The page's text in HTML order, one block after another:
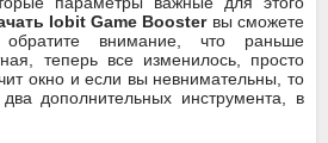
Iobit Game Booster вы сможете
внимание, что раньше
теперь все изменилось, просто
окно и если вы невнимательны, то
дополнительных инструмента, в